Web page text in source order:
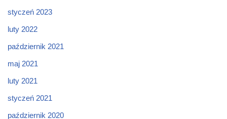
styczeń 2023
luty 2022
październik 2021
maj 2021
luty 2021
styczeń 2021
październik 2020